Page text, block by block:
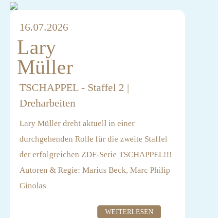
16.07.2026
Lary
Müller
TSCHAPPEL - Staffel 2 |
Dreharbeiten
Lary Müller dreht aktuell in einer
durchgehenden Rolle für die zweite Staffel
der erfolgreichen ZDF-Serie TSCHAPPEL!!!
Autoren & Regie: Marius Beck, Marc Philip
Ginolas
WEITERLESEN